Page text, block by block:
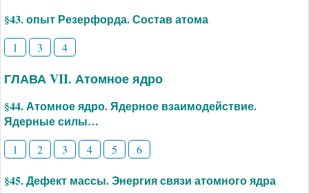
§43. опыт Резерфорда. Состав атома
1 3 4
ГЛАВА VII. Атомное ядро
§44. Атомное ядро. Ядерное взаимодействие.
Ядерные силы…
1 2 3 4 5 6
§45. Дефект массы. Энергия связи атомного ядра